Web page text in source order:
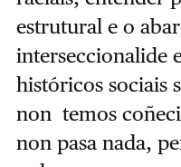
estrutural e o
interseccionalide
históricos sociais
non temos
non pasa nada,